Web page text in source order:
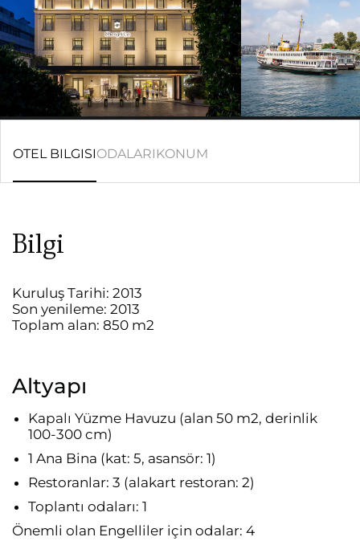
OTEL BILGISIODALARI KONUM
Bilgi
Kuruluş Tarihi: 2013
Son yenileme: 2013
Toplam alan: 850 m2
Altyapı
Kapalı Yüzme Havuzu (alan 50 m2, derinlik
100-300 cm)
1 Ana Bina (kat: 5, asansör: 1)
Restoranlar: 3 (alakart restoran: 2)
Toplantı odaları: 1
Önemli olan Engelliler için odalar: 4